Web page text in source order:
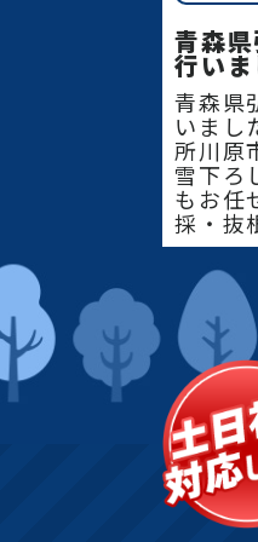
青森
行いま
青森県
いまし
所川原
雪下ろ
もお任
採・抜
庭のこ